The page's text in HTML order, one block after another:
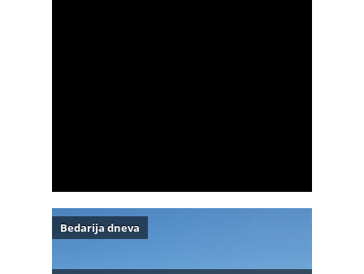
Bedarija dneva